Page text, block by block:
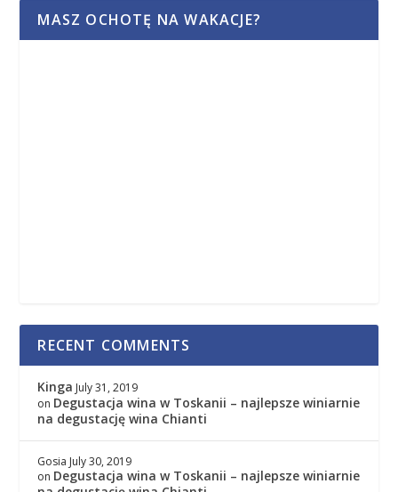
MASZ OCHOTĘ NA WAKACJE?
RECENT COMMENTS
Kinga July 31, 2019
on Degustacja wina w Toskanii – najlepsze winiarnie
na degustację wina Chianti
Gosia July 30, 2019
on Degustacja wina w Toskanii – najlepsze winiarnie